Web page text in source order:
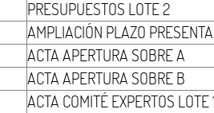
PRESUPUESTOS LOTE 2
AMPLIACIÓN PLAZO
ACTA APERTURA SOBRE A
ACTA APERTURA SOBRE B
ACTA COMITÉ EXPERTOS LOTE